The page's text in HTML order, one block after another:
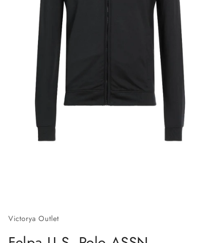
1
modale
Victorya Outlet